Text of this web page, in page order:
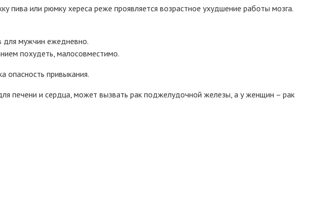
или рюмку хереса реже проявляется возрастное ухудшение работы мозга.
для мужчин ежедневно.
похудеть, малосовместимо.
опасность привыкания.
печени и сердца, может вызвать рак поджелудочной железы, а у женщин – рак